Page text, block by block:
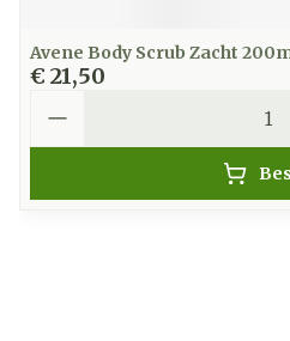
Avene Body Scrub Zacht
€ 21,50